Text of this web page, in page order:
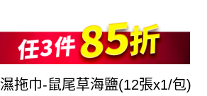
濕拖巾-鼠尾草海鹽(12張x1/包)